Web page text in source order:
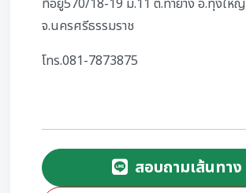
ที่อยู่570/18-19 ม.11 ต.ท่ายาง อ.ทุ่งใหญ่
จ.นครศรีธรรมราช
โทร.081-7873875
สอบถามเส้นทาง